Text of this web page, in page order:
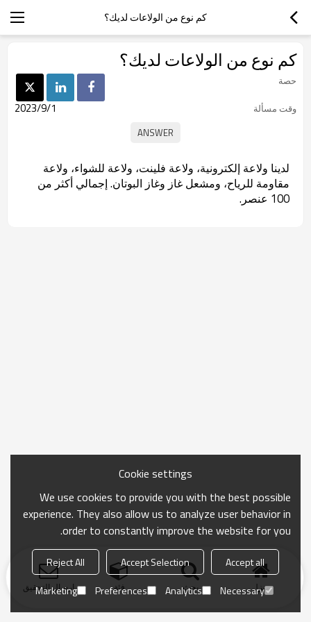
كم نوع من الولاعات لديك؟
كم نوع من الولاعات لديك؟
حصة
وقت مسألة
2023/9/1
لدينا ولاعة إلكترونية، ولاعة فلينت، ولاعة للشواء، ولاعة
مقاومة للرياح، ومشعل غاز وغاز البوتان. إجمالي أكثر من
100 عنصر.
منزل بحث فئة ارسال التحقيق
Cookie settings
We use cookies to provide you with the best possible
experience. They also allow us to analyze user behavior in
order to constantly improve the website for you.
Accept all
Accept Selection
Reject All
Necessary
Analytics
Preferences
Marketing